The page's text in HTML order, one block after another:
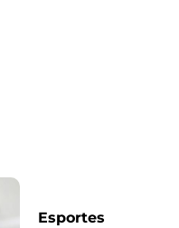
Esportes